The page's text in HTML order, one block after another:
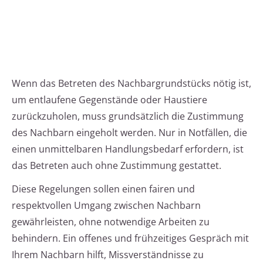
Wenn das Betreten des Nachbargrundstücks nötig ist,
um entlaufene Gegenstände oder Haustiere
zurückzuholen, muss grundsätzlich die Zustimmung
des Nachbarn eingeholt werden. Nur in Notfällen, die
einen unmittelbaren Handlungsbedarf erfordern, ist
das Betreten auch ohne Zustimmung gestattet.
Diese Regelungen sollen einen fairen und
respektvollen Umgang zwischen Nachbarn
gewährleisten, ohne notwendige Arbeiten zu
behindern. Ein offenes und frühzeitiges Gespräch mit
Ihrem Nachbarn hilft, Missverständnisse zu